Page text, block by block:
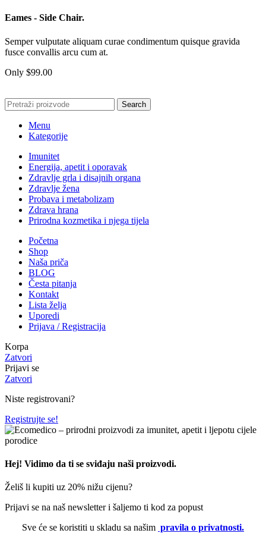
Eames - Side Chair.
Semper vulputate aliquam curae condimentum quisque gravida
fusce convallis arcu cum at.
Only $99.00
Search
Menu
Kategorije
Imunitet
Energija, apetit i oporavak
Zdravlje grla i disajnih organa
Zdravlje žena
Probava i metabolizam
Zdrava hrana
Prirodna kozmetika i njega tijela
Početna
Shop
Naša priča
BLOG
Česta pitanja
Kontakt
Lista želja
Uporedi
Prijava / Registracija
Korpa
Zatvori
Prijavi se
Zatvori
Niste registrovani?
Registrujte se!
Hej! Vidimo da ti se sviđaju naši proizvodi.
Želiš li kupiti uz 20% nižu cijenu?
Prijavi se na naš newsletter i šaljemo ti kod za popust
Sve će se koristiti u skladu sa našim pravila o privatnosti.